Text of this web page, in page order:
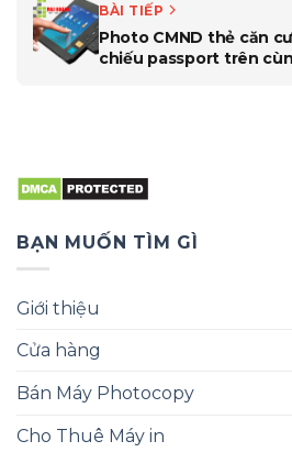
BÀI TIẾP
Photo CMND thẻ căn
chiếu passport trên cùng 1 mặt tờ giấy A5
BẠN MUỐN TÌM GÌ
Giới thiệu
Cửa hàng
Bán Máy Photocopy
Cho Thuê Máy in